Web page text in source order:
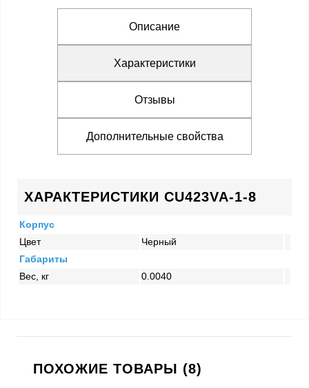
Описание
Характеристики
Отзывы
Дополнительные свойства
ХАРАКТЕРИСТИКИ CU423VA-1-8
Корпус
Цвет
Черный
Габариты
Вес, кг
0.0040
ПОХОЖИЕ ТОВАРЫ (8)